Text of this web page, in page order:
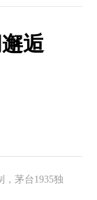
逅
茅台1935独